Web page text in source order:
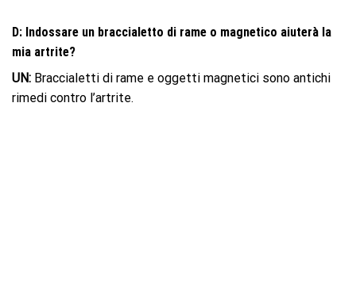
D: Indossare un braccialetto di rame o magnetico aiuterà la
mia artrite?
UN: Braccialetti di rame e oggetti magnetici sono antichi
rimedi contro l’artrite.